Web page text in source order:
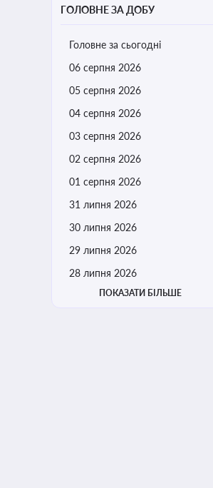
ГОЛОВНЕ ЗА ДОБУ
Головне за сьогодні
06 серпня 2026
05 серпня 2026
04 серпня 2026
03 серпня 2026
02 серпня 2026
01 серпня 2026
31 липня 2026
30 липня 2026
29 липня 2026
28 липня 2026
ПОКАЗАТИ БІЛЬШЕ